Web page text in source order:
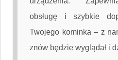
obsługę i szybkie
Twojego kominka – z
znów będzie wyglądał i